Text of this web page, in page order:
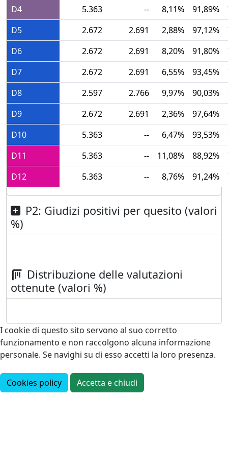
D4
5.363 -- 8,11% 91,89%
D5
2.672 2.691 2,88% 97,12%
D6
2.672 2.691 8,20% 91,80%
D7
2.672 2.691 6,55% 93,45%
D8
2.597 2.766 9,97% 90,03%
D9
2.672 2.691 2,36% 97,64%
D10
5.363 -- 6,47% 93,53%
D11
5.363 -- 11,08% 88,92%
D12
5.363 -- 8,76% 91,24%
P2: Giudizi positivi per quesito (valori
%)
Distribuzione delle valutazioni
ottenute (valori %)
I cookie di questo sito servono al suo corretto
funzionamento e non raccolgono alcuna informazione
personale. Se navighi su di esso accetti la loro presenza.
Cookies policy Accetta e chiudi